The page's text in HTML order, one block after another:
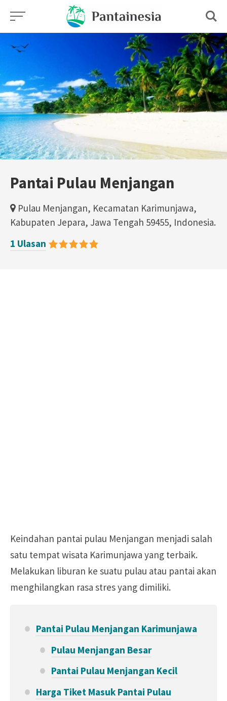
Skip
content
Pantai Pulau Menjangan
Pulau Menjangan, Kecamatan Karimunjawa,
Kabupaten Jepara, Jawa Tengah 59455, Indonesia.
1 Ulasan
Keindahan pantai pulau Menjangan menjadi salah
satu tempat wisata Karimunjawa yang terbaik.
Melakukan liburan ke suatu pulau atau pantai akan
menghilangkan rasa stres yang dimiliki.
Pantai Pulau Menjangan Karimunjawa
Pulau Menjangan Besar
Pantai Pulau Menjangan Kecil
Harga Tiket Masuk Pantai Pulau